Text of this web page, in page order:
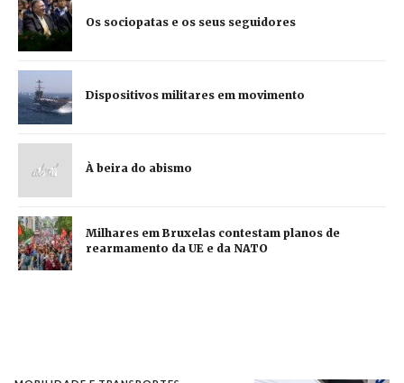
Os sociopatas e os seus seguidores
Dispositivos militares em movimento
À beira do abismo
Milhares em Bruxelas contestam planos de
rearmamento da UE e da NATO